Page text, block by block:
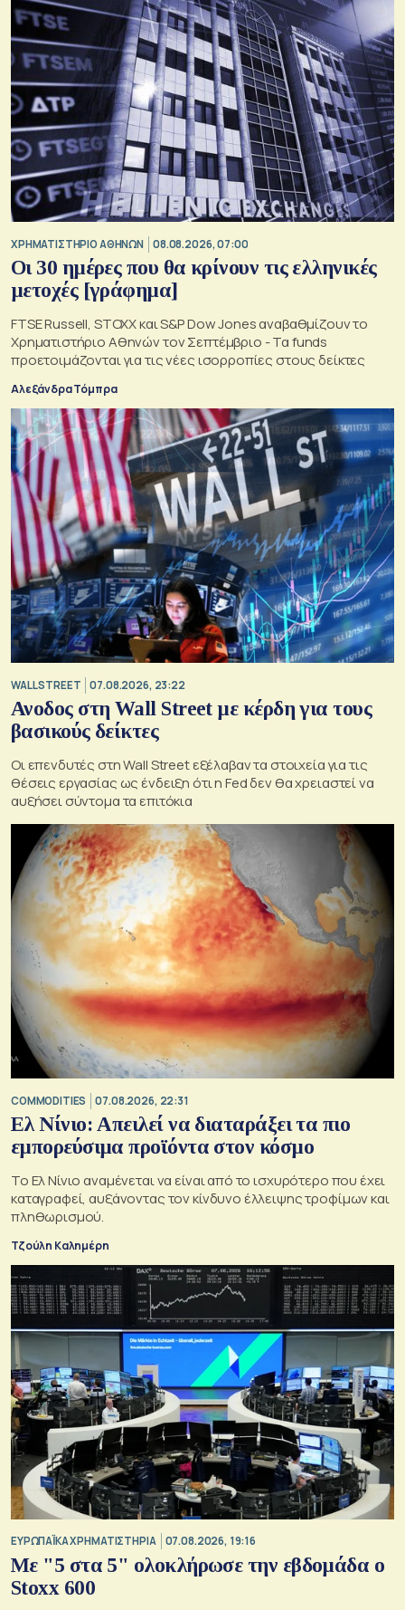
XΡΗΜΑΤΙΣΤΗΡΙΟ ΑΘΗΝΩΝ 08.08.2026, 07:00
Οι 30 ημέρες που θα κρίνουν τις ελληνικές
μετοχές [γράφημα]
FTSE Russell, STOXX και S&P Dow Jones αναβαθμίζουν το
Χρηματιστήριο Αθηνών τον Σεπτέμβριο - Τα funds
προετοιμάζονται για τις νέες ισορροπίες στους δείκτες
Αλεξάνδρα Τόμπρα
WALL STREET 07.08.2026, 23:22
Ανοδος στη Wall Street με κέρδη για τους
βασικούς δείκτες
Οι επενδυτές στη Wall Street εξέλαβαν τα στοιχεία για τις
θέσεις εργασίας ως ένδειξη ότι η Fed δεν θα χρειαστεί να
αυξήσει σύντομα τα επιτόκια
COMMODITIES 07.08.2026, 22:31
Ελ Νίνιο: Απειλεί να διαταράξει τα πιο
εμπορεύσιμα προϊόντα στον κόσμο
Το Ελ Νίνιο αναμένεται να είναι από το ισχυρότερο που έχει
καταγραφεί, αυξάνοντας τον κίνδυνο έλλειψης τροφίμων και
πληθωρισμού.
Τζούλη Καλημέρη
ΕΥΡΩΠΑΪΚΑ ΧΡΗΜΑΤΙΣΤΗΡΙΑ 07.08.2026, 19:16
Με "5 στα 5" ολοκλήρωσε την εβδομάδα ο
Stoxx 600